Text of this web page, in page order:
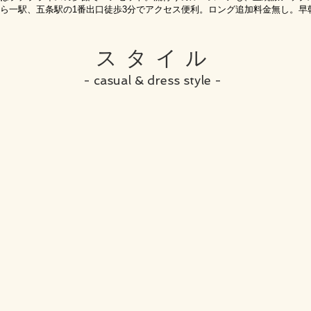
一駅、五条駅の1番出口徒歩3分でアクセス便利。ロング追加料金無し。早
スタイル
- casual & dress style -